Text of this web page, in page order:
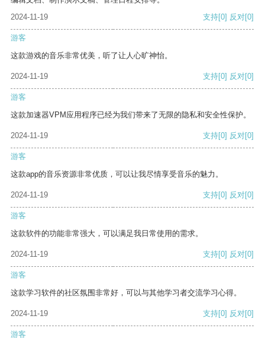
2024-11-19
支持[0] 反对[0]
游客
这款游戏的音乐非常优美，听了让人心旷神怡。
2024-11-19 支持[0] 反对[0]
游客
这款加速器VPM应用程序已经为我们带来了无限的隐私和安全性保护。
2024-11-19 支持[0] 反对[0]
游客
这款app的音乐资源非常优质，可以让我尽情享受音乐的魅力。
2024-11-19 支持[0] 反对[0]
游客
这款软件的功能非常强大，可以满足我日常使用的需求。
2024-11-19 支持[0] 反对[0]
游客
这款学习软件的社区氛围非常好，可以与其他学习者交流学习心得。
2024-11-19 支持[0] 反对[0]
游客